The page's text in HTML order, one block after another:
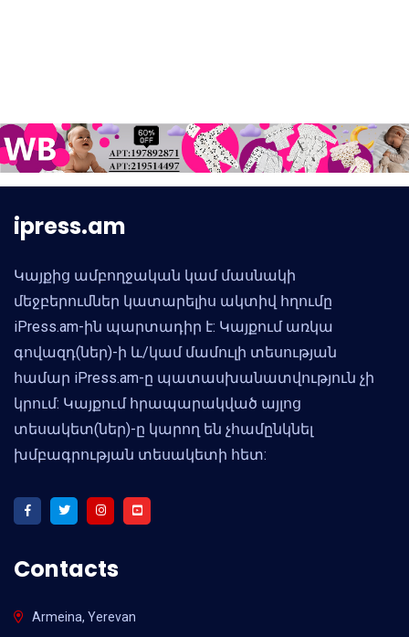
ipress.am
Կայքից ամբողջական կամ մասնակի
մեջբերումներ կատարելիս ակտիվ հղումը
iPress.am-ին պարտադիր է: Կայքում առկա
գովազդ(ներ)-ի և/կամ մամուլի տեսության
համար iPress.am-ը պատասխանատվություն չի
կրում: Կայքում հրապարակված այլոց
տեսակետ(ներ)-ը կարող են չհամընկնել
խմբագրության տեսակետի հետ:
Contacts
Armeina, Yerevan